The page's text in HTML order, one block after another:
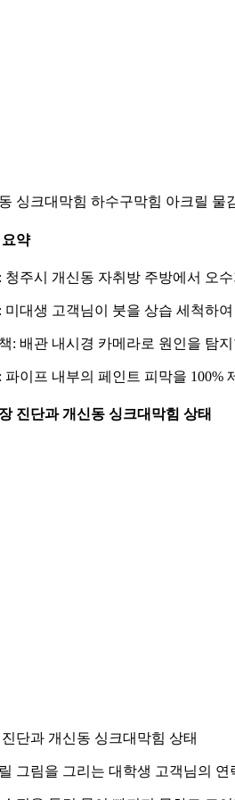
싱크대막힘 하수구막힘 아크릴 물
약
청주시 개신동 자취방 주방에서 오
미대생 고객님이 붓을 상습 세척하
: 배관 내시경 카메라로 원인을 탐
파이프 내부의 페인트 피막을 100%
진단과개신동 싱크대막힘 상태
단과 개신동 싱크대막힘 상태
그림을 그리는 대학생 고객님의